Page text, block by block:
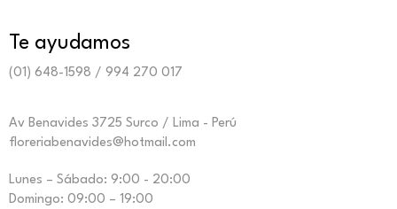
Te ayudamos
(01) 648-1598 / 994 270 017
Av Benavides 3725 Surco / Lima - Perú
floreriabenavides@hotmail.com
Lunes – Sábado: 9:00 - 20:00
Domingo: 09:00 – 19:00